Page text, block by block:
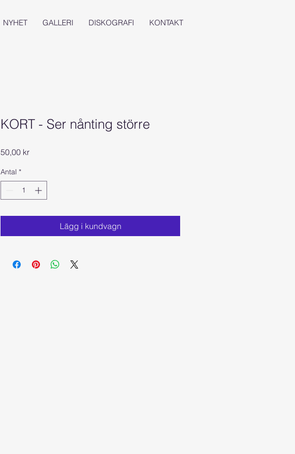
NYHET GALLERI DISKOGRAFI KONTAKT
KORT - Ser nånting större
50,00 krPris
Antal *
Lägg i kundvagn